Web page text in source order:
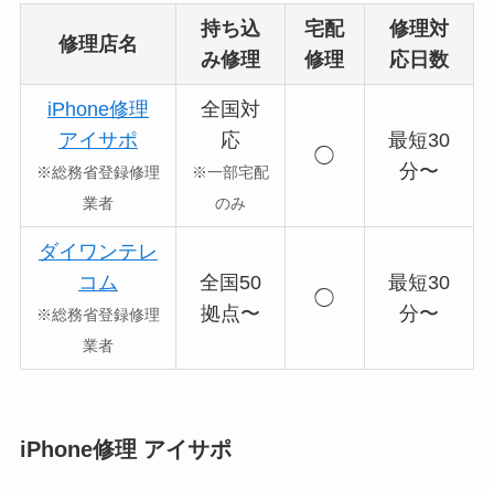
修理店名
持ち込
み修理
宅配
修理
修理対
応日数
iPhone修理
アイサポ
※総務省登録修理
業者
全国対
応
※一部宅配
のみ
◯
最短30
分〜
ダイワンテレ
コム
※総務省登録修理
業者
全国50
拠点〜
◯
最短30
分〜
iPhone修理 アイサポ